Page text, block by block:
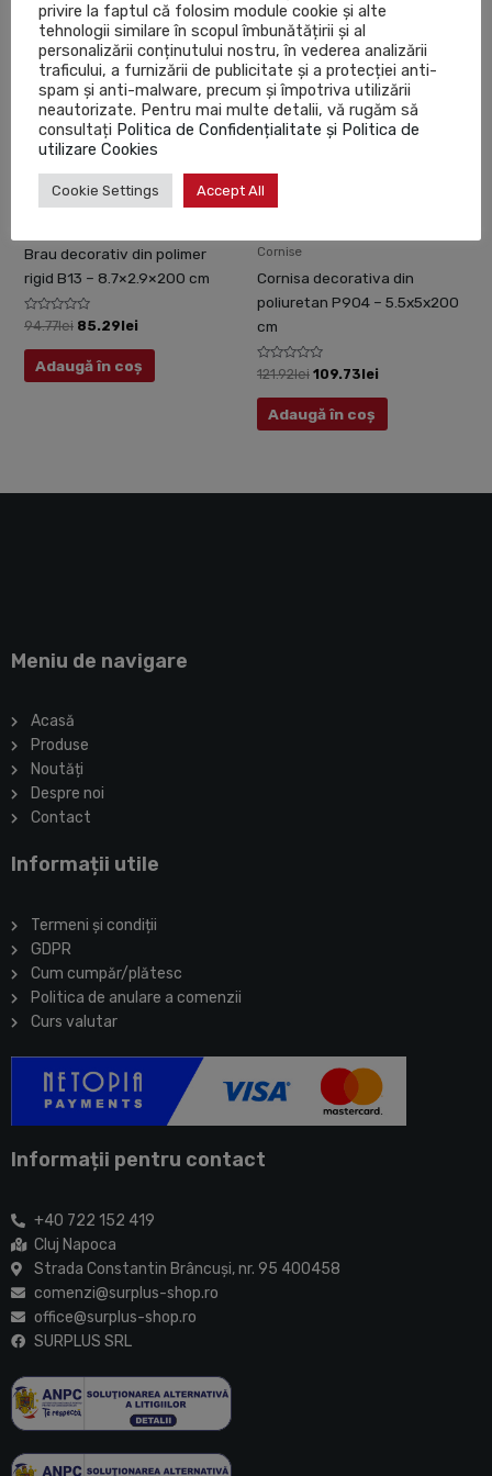
CR702 – 7.7×1.9×200 cm
Evaluat
din
113.68lei
Adaugă în coș
Evaluat
la
0
din
5
78.66lei
Adaugă în coș
Sale!
Brau decorativ din polimer
rigid B13 – 8.7×2.9×200 cm
Evaluat
la
0
din
94.77lei
inițial
a
85.29lei
este:
Adaugă în coș
Cornise
Cornisa decorativa din
poliuretan P904 – 5.5x5x200
cm
Evaluat
la
0
din
121.92lei 109.73lei
Adaugă în coș
Meniu de navigare
Acasă
Produse
Noutăți
Despre noi
Contact
Informații utile
Termeni și condiții
GDPR
Cum cumpăr/plătesc
Politica de anulare a comenzii
Curs valutar
Informații pentru contact
+40 722 152 419
Cluj Napoca
Strada Constantin Brâncuşi, nr. 95 400458
comenzi@surplus-shop.ro
office@surplus-shop.ro
SURPLUS SRL
privire la faptul că folosim module cookie și alte
tehnologii similare în scopul îmbunătățirii și al
personalizării conținutului nostru, în vederea analizării
traficului, a furnizării de publicitate și a protecției anti-
spam și anti-malware, precum și împotriva utilizării
neautorizate. Pentru mai multe detalii, vă rugăm să
consultați Politica de Confidențialitate și Politica de
utilizare Cookies
Cookie Settings Accept All